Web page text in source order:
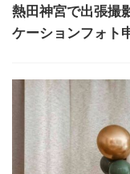
熱田神宮で出張撮
ケーションフォト